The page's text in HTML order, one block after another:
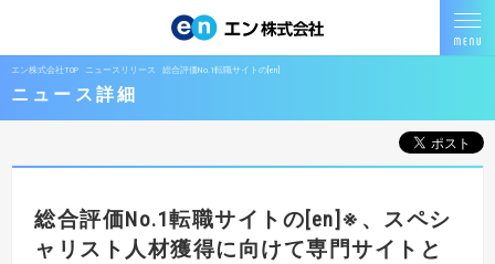
エン株式会社TOP ニュースリリース 総合評価No.1転職サイトの[en]
ニュース詳細
総合評価No.1転職サイトの[en]※、 スペシ
ャリスト人材獲得に向けて専門サイトと